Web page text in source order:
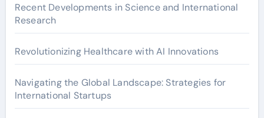
Recent Developments in Science and International
Research
Revolutionizing Healthcare with AI Innovations
Navigating the Global Landscape: Strategies for
International Startups